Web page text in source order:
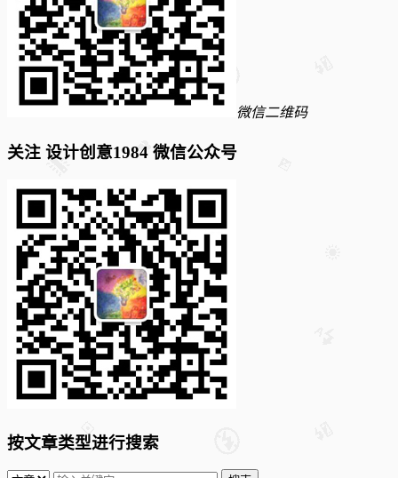
微信二维码
关注 设计创意1984 微信公众号
按文章类型进行搜索